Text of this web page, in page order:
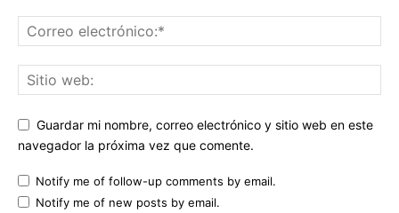
Guardar mi nombre, correo electrónico y sitio web en este
navegador la próxima vez que comente.
Notify me of follow-up comments by email.
Notify me of new posts by email.